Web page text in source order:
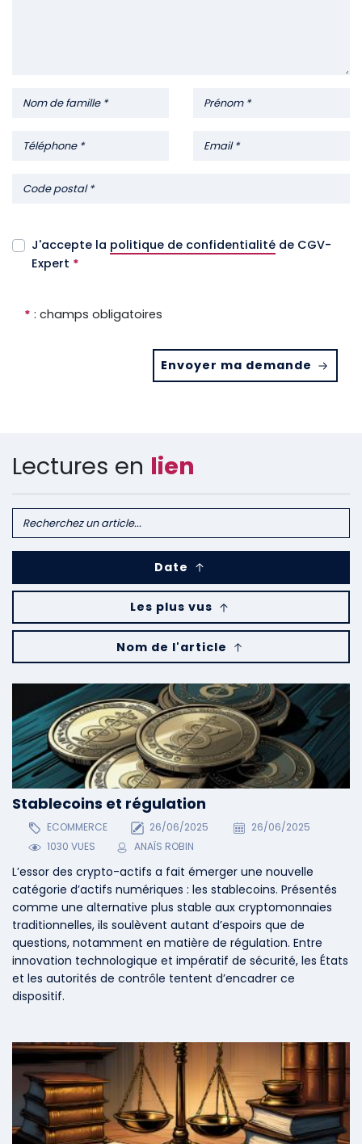
J'accepte la politique de confidentialité de CGV-
Expert *
* : champs obligatoires
Envoyer ma demande
Lectures en lien
Date
Les plus vus
Nom de l'article
Stablecoins et régulation
ECOMMERCE 26/06/2025
26/06/2025
1030 VUES
ANAÏS ROBIN
L’essor des crypto-actifs a fait émerger une nouvelle
catégorie d’actifs numériques : les stablecoins. Présentés
comme une alternative plus stable aux cryptomonnaies
traditionnelles, ils soulèvent autant d’espoirs que de
questions, notamment en matière de régulation. Entre
innovation technologique et impératif de sécurité, les États
et les autorités de contrôle tentent d’encadrer ce
dispositif.